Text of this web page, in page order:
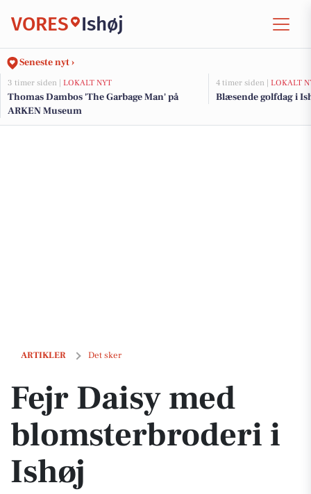
VORES Ishøj
Seneste nyt ›
3 timer siden | LOKALT NYT
Thomas Dambos 'The Garbage Man' på
ARKEN Museum
4 timer siden | LOKALT
Blæsende golfdag i
ARTIKLER Det sker
Fejr Daisy med blomsterbroderi i Ishøj
Fejr Daisy med
blomsterbroderi i
Ishøj